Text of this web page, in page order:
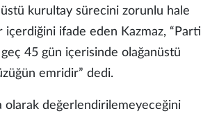
kurultay sürecini zorunlu hale
ifade eden Kazmaz, “Parti
geç 45 gün içerisinde olağanüstü
emridir” dedi.
olarak değerlendirilemeyeceğini